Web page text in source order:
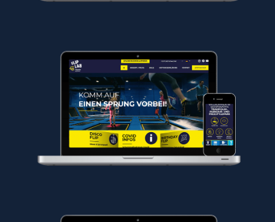
Website Erstellung, Google Ads, SEO und
Online Support für FLIP LAB